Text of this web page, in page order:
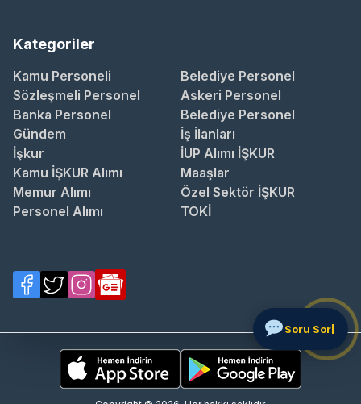
Kategoriler
Kamu Personeli
Belediye Personel
Sözleşmeli Personel
Askeri Personel
Banka Personel
Belediye Personel
Gündem
İş İlanları
İşkur
İUP Alımı İŞKUR
Kamu İŞKUR Alımı
Maaşlar
Memur Alımı
Özel Sektör İŞKUR
Personel Alımı
TOKİ